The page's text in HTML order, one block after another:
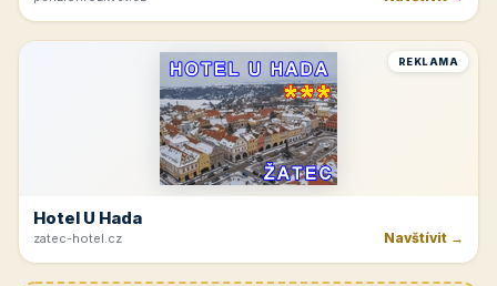
REKLAMA
Hotel U Hada
zatec-hotel.cz Navštívit →